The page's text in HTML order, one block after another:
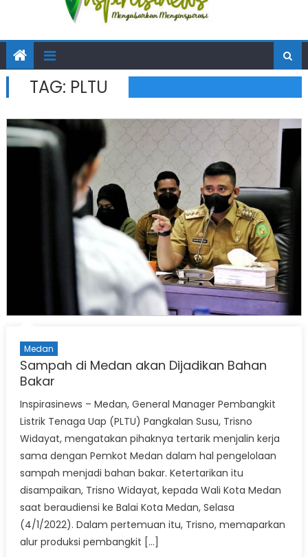
TAG: PLTU
Medan
Sampah di Medan akan Dijadikan Bahan
Bakar
Inspirasinews – Medan, General Manager Pembangkit
Listrik Tenaga Uap (PLTU) Pangkalan Susu, Trisno
Widayat, mengatakan pihaknya tertarik menjalin kerja
sama dengan Pemkot Medan dalam hal pengelolaan
sampah menjadi bahan bakar. Ketertarikan itu
disampaikan, Trisno Widayat, kepada Wali Kota Medan
saat beraudiensi ke Balai Kota Medan, Selasa
(4/1/2022). Dalam pertemuan itu, Trisno, memaparkan
alur produksi pembangkit […]